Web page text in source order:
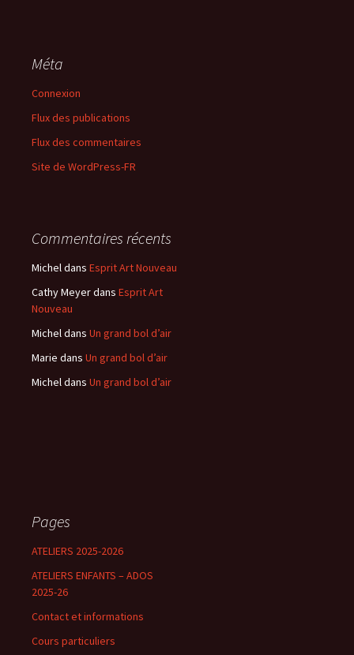
Méta
Connexion
Flux des publications
Flux des commentaires
Site de WordPress-FR
Commentaires récents
Michel dans Esprit Art Nouveau
Cathy Meyerdans Esprit Art
Nouveau
Michel dans Un grand bol d’air
Marie dans Un grand bol d’air
Michel dans Un grand bol d’air
Pages
ATELIERS 2025-2026
ATELIERS ENFANTS – ADOS
2025-26
Contact et informations
Cours particuliers